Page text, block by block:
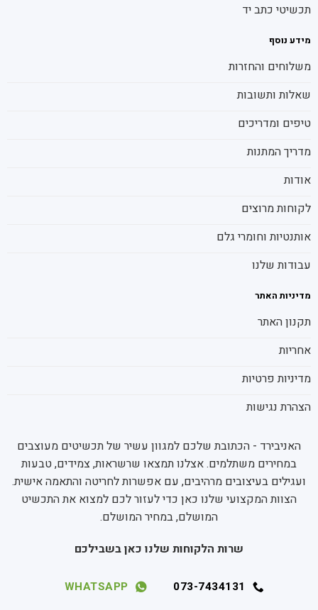
תכשיטי כתב יד
מידע נוסף
משלוחים והחזרות
שאלות ותשובות
טיפים ומדריכים
מדריך המתנות
אודות
לקוחות מרוצים
אותנטיות וחומרי גלם
עבודות שלנו
מדיניות האתר
תקנון האתר
אחריות
מדיניות פרטיות
הצהרת נגישות
האניבירד - הכתובת שלכם למגוון עשיר של תכשיטים מעוצבים
במחירים משתלמים. אצלנו תמצאו שרשראות, צמידים, טבעות
ועגילים בעיצובים מרהיבים, עם אפשרות לחריטה והתאמה אישית.
הצוות המקצועי שלנו כאן כדי לעזור לכם למצוא את התכשיט
המושלם, במחיר המושלם.
שרות הלקוחות שלנו כאן בשבילכם
073-7434131
WHATSAPP